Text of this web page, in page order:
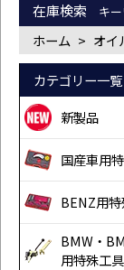
在庫検索 キー
ホーム > オイ
カテゴリー一覧
新製品
国産車用
BENZ用
BMW・
用特殊工具